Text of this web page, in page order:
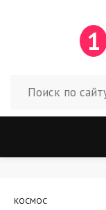
1
КОСМОС